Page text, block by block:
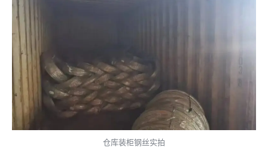
仓库装柜钢丝实拍